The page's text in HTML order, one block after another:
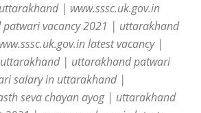
| www.sssc.uk.gov.in
vacancy 2021 | uttarakhand
latest vacancy |
| uttarakhand patwari
salary in uttarakhand |
seva chayan ayog | uttarakhand